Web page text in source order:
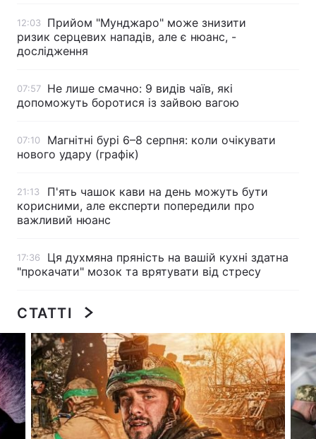
Україна
Економіка
Техно і зв'язок Лайт
Зброя Інциденти
Цікавинки Погода
Лонгріди
Відео з Youtube
Інтерв'ю Думки
Архів Вакансії
Контакти
Послуги
12:03
Прийом "Мунджаро" може знизити
ризик серцевих нападів, але є нюанс, -
дослідження
07:57
Не лише смачно: 9 видів чаїв, які
допоможуть боротися із зайвою вагою
07:10
Магнітні бурі 6–8 серпня: коли очікувати
нового удару (графік)
21:13
П'ять чашок кави на день можуть бути
корисними, але експерти попередили про
важливий нюанс
17:36
Ця духмяна пряність на вашій кухні здатна
"прокачати" мозок та врятувати від стресу
СТАТТІ